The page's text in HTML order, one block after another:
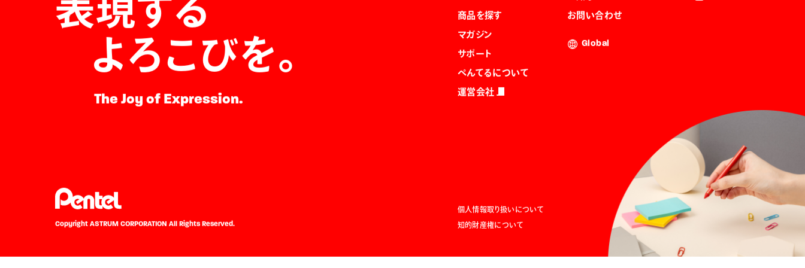
商品を探す
マガジン
サポート
ぺんてるについて
運営会社
お問い合わせ
Global
個人情報取り扱いについて
知的財産権について
表現する
よろこびを。
The Joy of Expression.
Copyright ASTRUM CORPORATION All Rights Reserved.